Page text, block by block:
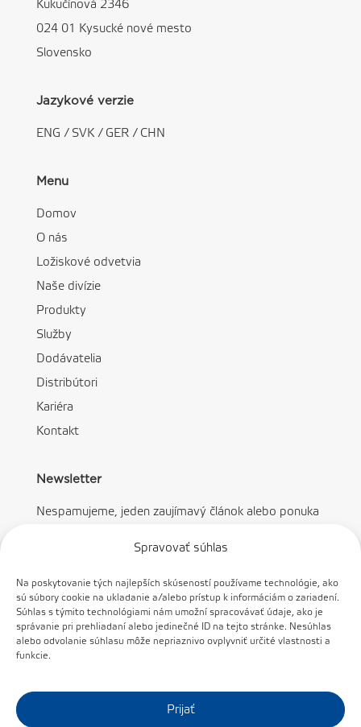
Spravovať súhlas
Na poskytovanie tých najlepších skúseností používame technológie, ako
sú súbory cookie na ukladanie a/alebo prístup k informáciám o zariadení.
Súhlas s týmito technológiami nám umožní spracovávať údaje, ako je
správanie pri prehliadaní alebo jedinečné ID na tejto stránke. Nesúhlas
alebo odvolanie súhlasu môže nepriaznivo ovplyvniť určité vlastnosti a
funkcie.
Prijať
Kukučínová 2346
024 01 Kysucké nové mesto
Slovensko
Jazykové verzie
ENG / SVK/ GER/ CHN
Menu
Domov
O nás
Ložiskové odvetvia
Naše divízie
Produkty
Služby
Dodávatelia
Distribútori
Kariéra
Kontakt
Newsletter
Nespamujeme, jeden zaujímavý článok alebo ponuka
Prihlásiť sa